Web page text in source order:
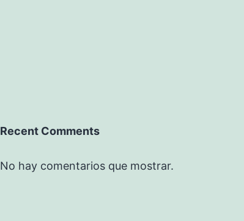
Recent Comments
No hay comentarios que mostrar.